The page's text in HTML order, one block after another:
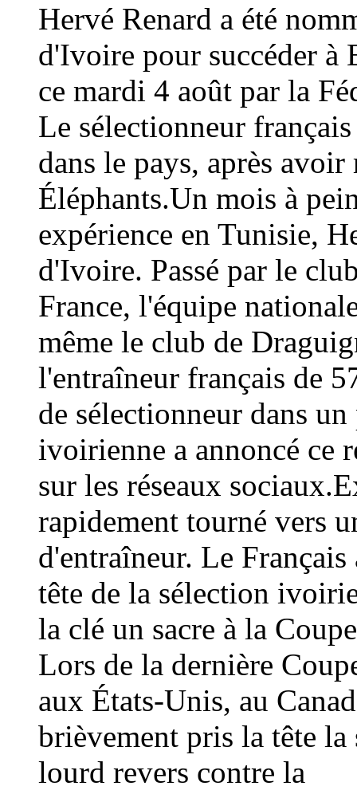
Hervé Renard a été
d'Ivoire pour succéder à
ce mardi 4 août par la
Le sélectionneur
dans le pays, après
Éléphants.Un mois à
expérience en Tunisie,
d'Ivoire. Passé par le
France, l'équipe
même le club de
l'entraîneur français de
de sélectionneur dans
ivoirienne a annoncé ce
sur les réseaux
rapidement tourné vers
d'entraîneur. Le
tête de la sélection
la clé un sacre à la
Lors de la dernière
aux États-Unis, au
brièvement pris la tête
lourd revers contre la